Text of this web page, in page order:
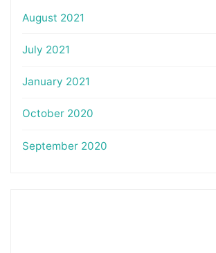
August 2021
July 2021
January 2021
October 2020
September 2020